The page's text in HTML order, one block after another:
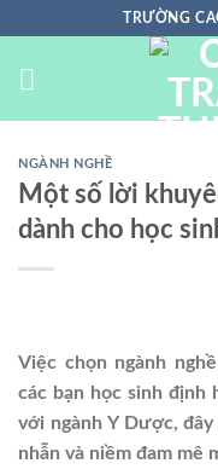
nội
TRƯỜNG
NGÀNH NGHỀ
Một số lời
dành cho học
Việc chọn ngành
các bạn học sinh
với ngành Y Dược,
nhẫn và niềm đam mê